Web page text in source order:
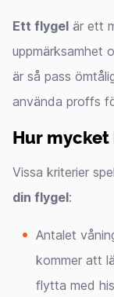
Ett flygel är ett
uppmärksamhet
är så pass
använda proffs
Hur
Vissa kriterier
din flygel:
Antalet
kommer att
flytta med